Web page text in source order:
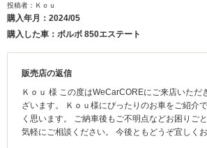
投稿者：Ｋｏｕ
購入年月： 2024/05
購入した車：ボルボ 850エステート
販売店の返信
Ｋｏｕ 様 この度はWeCarCOREにご来店いただ
ざいます。 Ｋｏｕ様にぴったりのお車をご紹介
く思います。 ご納車後もご不明点などお困りご
気軽にご相談ください。 今後ともどうぞ宜しくお